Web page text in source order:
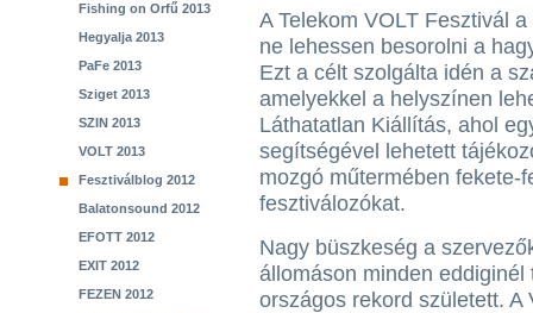
Fishing on Orfű 2013
Hegyalja 2013
PaFe 2013
Sziget 2013
SZIN 2013
VOLT 2013
Fesztiválblog 2012
Balatonsound 2012
EFOTT 2012
EXIT 2012
FEZEN 2012
A Telekom VOLT Fesztivál
ne lehessen besorolni a
Ezt a célt szolgálta idén a
amelyekkel a helyszínen
Láthatatlan Kiállítás, ahol
segítségével lehetett
mozgó műtermében fekete-
fesztiválozókat.
Nagy büszkeség a
állomáson minden
országos rekord született.